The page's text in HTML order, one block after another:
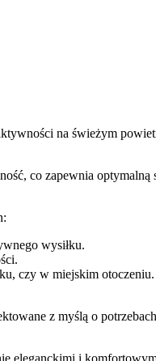
na świeżym
co zapewnia
wysiłku.
czy w miejskim otoczeniu.
z myślą o
eleganckimi i